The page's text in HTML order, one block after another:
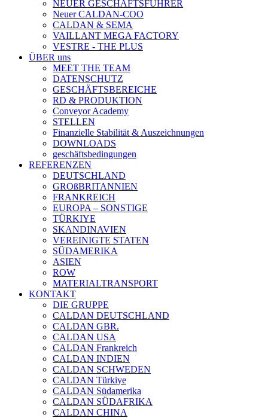
NEUER GESCHÄFTSFÜHRER
Neuer CALDAN-COO
CALDAN & SEMA
VAILLANT MEGA FACTORY
VESTRE - THE PLUS
ÜBER uns
MEET THE TEAM
DATENSCHUTZ
GESCHÄFTSBEREICHE
RD & PRODUKTION
Conveyor Academy
STELLEN
Finanzielle Stabilität & Auszeichnungen
DOWNLOADS
geschäftsbedingungen
REFERENZEN
DEUTSCHLAND
GROßBRITANNIEN
FRANKREICH
EUROPA – SONSTIGE
TÜRKIYE
SKANDINAVIEN
VEREINIGTE STATEN
SÜDAMERIKA
ASIEN
ROW
MATERIALTRANSPORT
KONTAKT
DIE GRUPPE
CALDAN DEUTSCHLAND
CALDAN GBR.
CALDAN USA
CALDAN Frankreich
CALDAN INDIEN
CALDAN SCHWEDEN
CALDAN Türkiye
CALDAN Südamerika
CALDAN SÜDAFRIKA
CALDAN CHINA